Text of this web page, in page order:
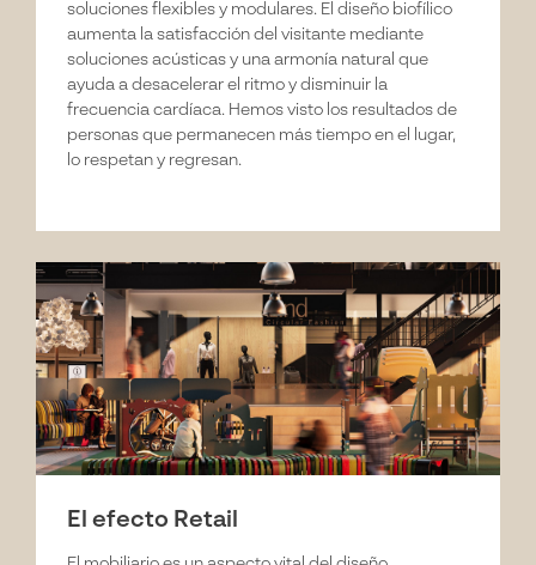
soluciones flexibles y modulares. El diseño biofílico
aumenta la satisfacción del visitante mediante
soluciones acústicas y una armonía natural que
ayuda a desacelerar el ritmo y disminuir la
frecuencia cardíaca. Hemos visto los resultados de
personas que permanecen más tiempo en el lugar,
lo respetan y regresan.
El efecto Retail